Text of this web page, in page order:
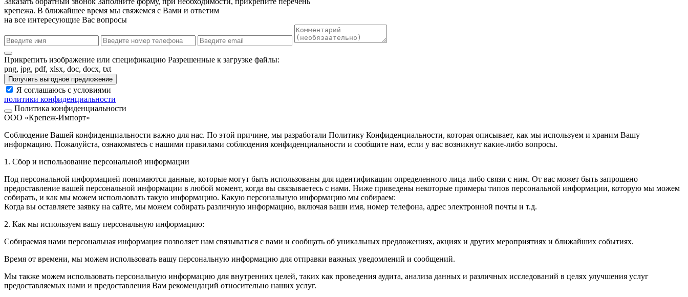
крепежа. В ближайшее время мы свяжемся с Вами и ответим
на все интересующие Вас вопросы
Прикрепить изображение или спецификацию Разрешенные к загрузке файлы:
png, jpg, pdf, xlsx, doc, docx, txt
Получить выгодное предложение
Я соглашаюсь с условиями
политики конфиденциальности
Политика конфиденциальности
ООО «Крепеж-Импорт»
Соблюдение Вашей конфиденциальности важно для нас. По этой причине, мы разработали Политику Конфиденциальности, которая описывает, как мы используем и храним Вашу
информацию. Пожалуйста, ознакомьтесь с нашими правилами соблюдения конфиденциальности и сообщите нам, если у вас возникнут какие-либо вопросы.
1. Сбор и использование персональной информации
Под персональной информацией понимаются данные, которые могут быть использованы для идентификации определенного лица либо связи с ним. От вас может быть запрошено
предоставление вашей персональной информации в любой момент, когда вы связываетесь с нами. Ниже приведены некоторые примеры типов персональной информации, которую мы можем
собирать, и как мы можем использовать такую информацию. Какую персональную информацию мы собираем:
Когда вы оставляете заявку на сайте, мы можем собирать различную информацию, включая ваши имя, номер телефона, адрес электронной почты и т.д.
2. Как мы используем вашу персональную информацию:
Собираемая нами персональная информация позволяет нам связываться с вами и сообщать об уникальных предложениях, акциях и других мероприятиях и ближайших событиях.
Время от времени, мы можем использовать вашу персональную информацию для отправки важных уведомлений и сообщений.
Мы также можем использовать персональную информацию для внутренних целей, таких как проведения аудита, анализа данных и различных исследований в целях улучшения услуг
предоставляемых нами и предоставления Вам рекомендаций относительно наших услуг.